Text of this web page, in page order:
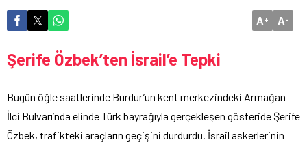
A+ A-
Şerife Özbek’ten İsrail’e Tepki
Bugün öğle saatlerinde Burdur’un kent merkezindeki Armağan
İlci Bulvarı’nda elinde Türk bayrağıyla gerçekleşen gösteride Şerife
Özbek, trafikteki araçların geçişini durdurdu. İsrail askerlerinin